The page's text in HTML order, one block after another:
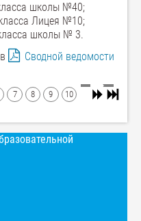
школы №40;
Лицея №10;
школы № 3.
Сводной ведомости
7 8 9 10